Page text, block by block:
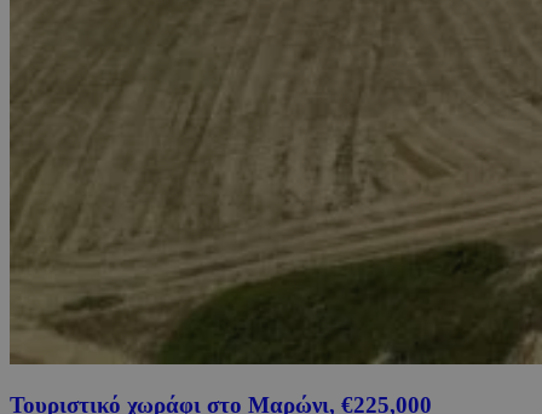
Τουριστικό χωράφι στο Μαρώνι, €225,000